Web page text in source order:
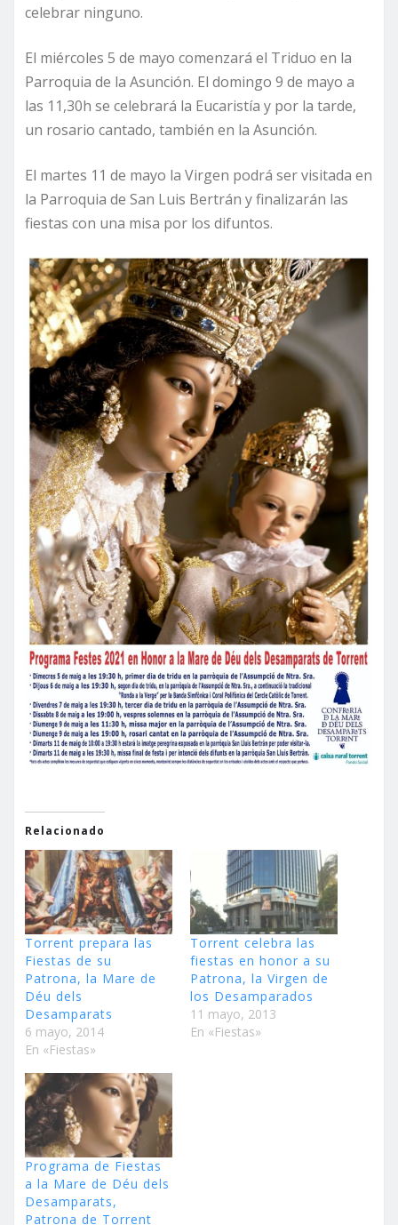
celebrar ninguno.
El miércoles 5 de mayo comenzará el Triduo en la
Parroquia de la Asunción. El domingo 9 de mayo a
las 11,30h se celebrará la Eucaristía y por la tarde,
un rosario cantado, también en la Asunción.
El martes 11 de mayo la Virgen podrá ser visitada en
la Parroquia de San Luis Bertrán y finalizarán las
fiestas con una misa por los difuntos.
Relacionado
Torrent prepara las
Fiestas de su
Patrona, la Mare de
Déu dels
Desamparats
6 mayo, 2014
En «Fiestas»
Torrent celebra las
fiestas en honor a su
Patrona, la Virgen de
los Desamparados
11 mayo, 2013
En «Fiestas»
Programa de Fiestas
a la Mare de Déu dels
Desamparats,
Patrona de Torrent